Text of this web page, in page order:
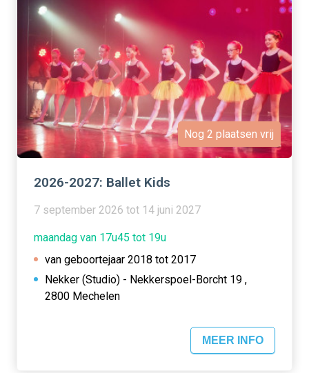
Nog 2 plaatsen vrij
2026-2027: Ballet Kids
7 september 2026 tot 14 juni 2027
maandag van 17u45 tot 19u
van geboortejaar 2018 tot 2017
Nekker (Studio) - Nekkerspoel-Borcht 19 ,
2800 Mechelen
MEER INFO